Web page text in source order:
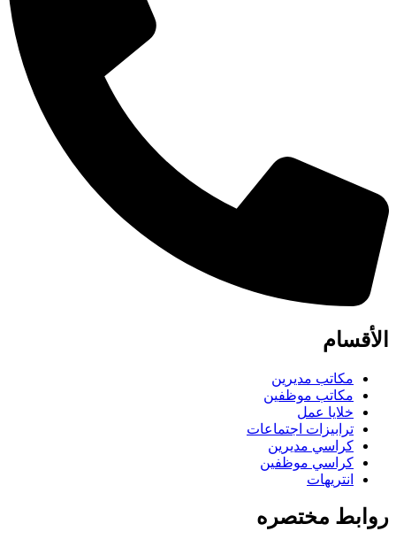
الأقسام
مكاتب مديرين
مكاتب موظفين
خلايا عمل
ترابيزات اجتماعات
كراسي مديرين
كراسي موظفين
انتريهات
روابط مختصره